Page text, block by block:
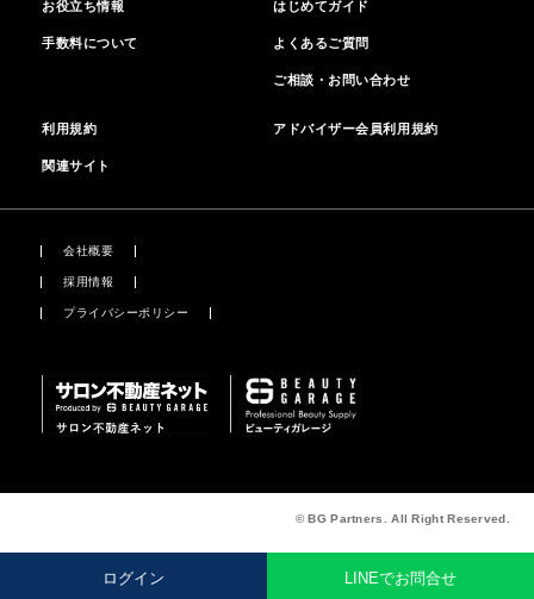
ログイン LINEでお問合せ
お役立ち情報
手数料について
はじめてガイド
よくあるご質問
ご相談・お問い合わせ
利用規約 アドバイザー会員利用規約
関連サイト
会社概要
採用情報
プライバシーポリシー
© BG Partners. All Right Reserved.